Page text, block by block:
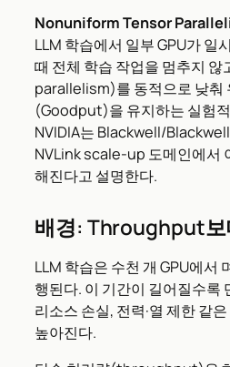
Nonuniform Tensor
LLM 학습에서 일부 GPU가 일
때 전체 학습 작업을 멈추지
parallelism)를 동적으로 낮춰
(Goodput)을 유지하는 실험
NVIDIA는 Blackwell/
NVLink scale-up 도메인에서
해진다고 설명한다.
배경: Throughput
LLM 학습은 수천 개 GPU에서
행된다. 이 기간이 길어질수록
리소스 손실, 전력·열 제한 같
높아진다.